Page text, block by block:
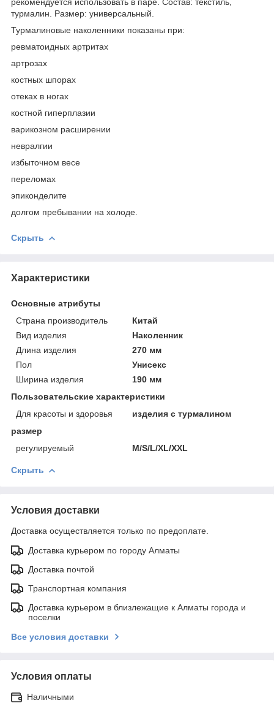
турмалин. Размер: универсальный.
Турмалиновые наколенники показаны при:
ревматоидных артритах
артрозах
костных шпорах
отеках в ногах
костной гиперплазии
варикозном расширении
невралгии
избыточном весе
переломах
эпиконделите
долгом пребывании на холоде.
Скрыть
Характеристики
Основные атрибуты
Страна производитель
Китай
Вид изделия
Наколенник
Длина изделия
270 мм
Пол
Унисекс
Ширина изделия
190 мм
Пользовательские характеристики
Для красоты и здоровья
изделия с турмалином
размер
регулируемый
M/S/L/XL/XXL
Скрыть
Условия доставки
Доставка осуществляется только по предоплате.
Доставка курьером по городу Алматы
Доставка почтой
Транспортная компания
Доставка курьером в близлежащие к Алматы города и
поселки
Все условия доставки
Условия оплаты
Наличными